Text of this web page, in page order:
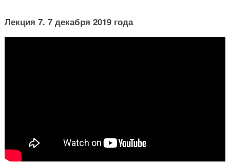
Лекция 7. 7 декабря 2019 года